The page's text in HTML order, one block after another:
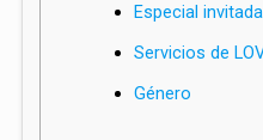
Especial
Servicios de
Género